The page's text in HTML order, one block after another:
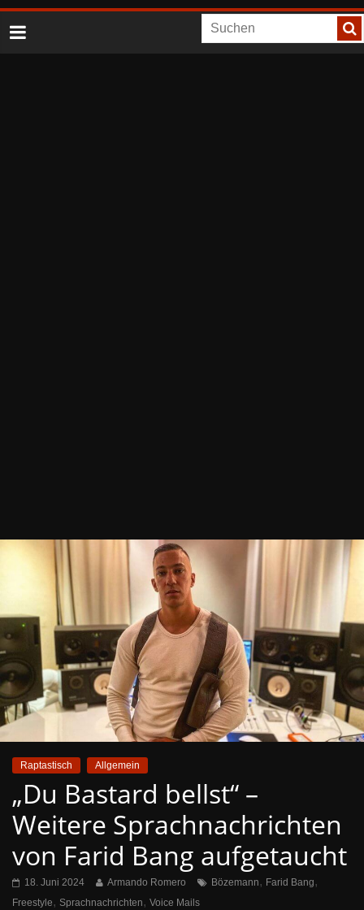
Raptastisch Allgemein
„Du Bastard bellst“ –
Weitere Sprachnachrichten
von Farid Bang aufgetaucht
18. Juni 2024 Armando Romero Bözemann, Farid Bang,
Freestyle, Sprachnachrichten, Voice Mails